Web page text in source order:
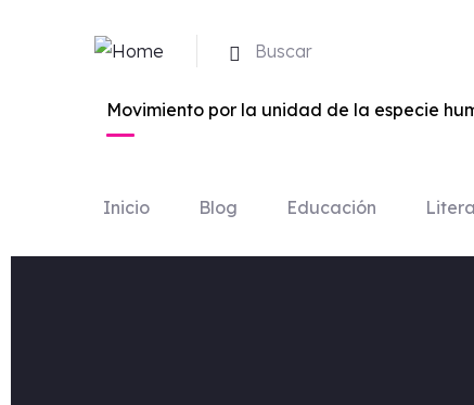
Buscar
Movimiento por la unidad de la especie
Inicio Blog Educación